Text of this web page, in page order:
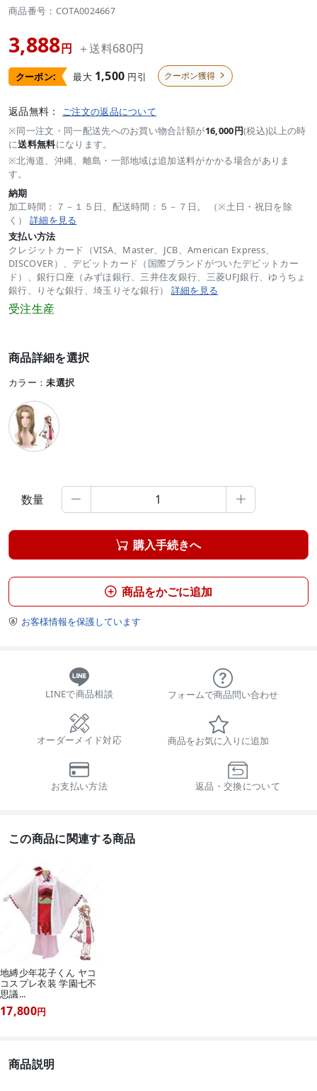
商品番号：COTA0024667
3,888円 ＋送料680円
クーポン: 最大 1,500 円引 クーポン獲得 
返品無料： ご注文の返品について
※同一注文・同一配送先へのお買い物合計額が16,000円(税込)以上の時
に送料無料になります。
※北海道、沖縄、離島・一部地域は追加送料がかかる場合がありま
す。
納期
加工時間：７－１５日、配送時間：５－７日。 （※土日・祝日を除
く） 詳細を見る
支払い方法
クレジットカード（VISA、Master、JCB、American Express、
DISCOVER）、デビットカード（国際ブランドがついたデビットカー
ド）、銀行口座（みずほ銀行、三井住友銀行、三菱UFJ銀行、ゆうちょ
銀行、りそな銀行、埼玉りそな銀行） 詳細を見る
受注生産
商品詳細を選択
カラー：未選択
数量  
 購入手続きへ
 商品をかごに追加
 お客様情報を保護しています
LINEで商品相談 フォームで商品問い合わせ
オーダーメイド対応 商品をお気に入りに追加
お支払い方法 返品・交換について
この商品に関連する商品
地縛少年花子くん ヤコ
コスプレ衣装 学園七不
思議...
17,800円
商品説明